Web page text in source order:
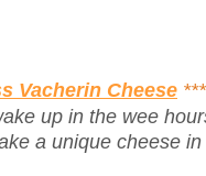
Vacherin Cheese ***
up in the wee
a unique cheese